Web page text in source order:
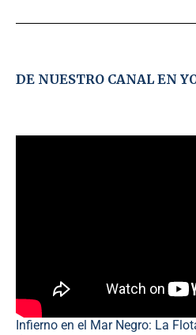
DE NUESTRO CANAL EN
Infierno en el Mar Negro: La